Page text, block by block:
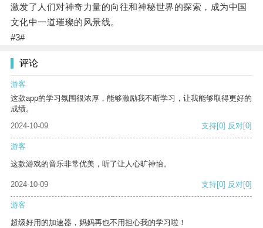
激发了人们对神奇力量的向往和神秘世界的探索，成为中国
文化中一道璀璨的风景线。
#3#
评论
游客
这款app的学习氛围很浓厚，能够激励我不断学习，让我能够取得更好的
成绩。
2024-10-09
支持[0] 反对[0]
游客
这款游戏的音乐非常优美，听了让人心旷神怡。
2024-10-09 支持[0] 反对[0]
游客
超级好用的加速器，妈妈再也不用担心我的学习啦！